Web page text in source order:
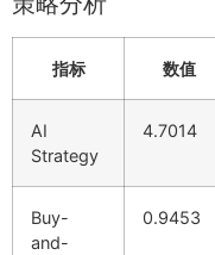
指标 数值
AI
Strategy
4.7014
Buy-
and-
0.9453